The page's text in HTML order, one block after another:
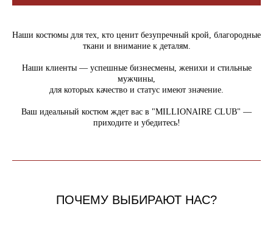
Наши костюмы для тех, кто ценит безупречный крой, благородные
ткани и внимание к деталям.
Наши клиенты — успешные бизнесмены, женихи и стильные
мужчины,
для которых качество и статус имеют значение.
Ваш идеальный костюм ждет вас в "MILLIONAIRE CLUB" —
приходите и убедитесь!
ПОЧЕМУ ВЫБИРАЮТ НАС?